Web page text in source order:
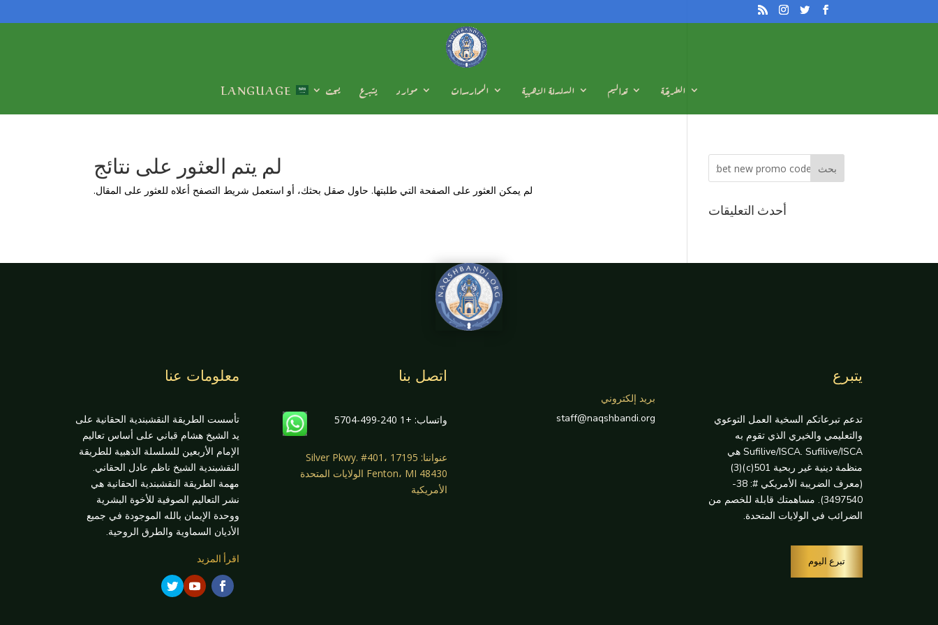
الطريقة تعاليم السلسلة الذهبية الممارسات موارد يتبرع يبحث LANGUAGE
لم يتم العثور على نتائج
لم يمكن العثور على الصفحة التي طلبتها. حاول صقل بحثك، أو استعمل شريط التصفح أعلاه للعثور على المقال.
أحدث التعليقات
معلومات عنا
تأسست الطريقة النقشبندية الحقانية على
يد الشيخ هشام قباني على أساس تعاليم
الإمام الأربعين للسلسلة الذهبية للطريقة
النقشبندية الشيخ ناظم عادل الحقاني.
مهمة الطريقة النقشبندية الحقانية هي
نشر التعاليم الصوفية للأخوة البشرية
ووحدة الإيمان بالله الموجودة في جميع
الأديان السماوية والطرق الروحية.
اقرأ المزيد
اتصل بنا
واتساب: +1 240-499-5704
عنواننا: 17195 Silver Pkwy. #401،
Fenton، MI 48430 الولايات المتحدة
الأمريكية
بريد إلكتروني
staff@naqshbandi.org
يتبرع
تدعم تبرعاتكم السخية العمل التوعوي
والتعليمي والخيري الذي تقوم به
Sufilive/ISCA. Sufilive/ISCA هي
منظمة دينية غير ربحية 501(c)(3)
(معرف الضريبة الأمريكي #: 38-
3497540). مساهمتك قابلة للخصم من
الضرائب في الولايات المتحدة.
تبرع اليوم